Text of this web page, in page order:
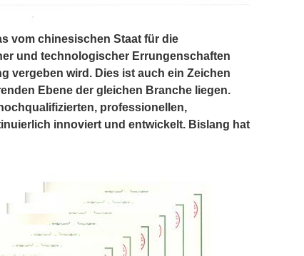
vom chinesischen Staat für die
und technologischer Errungenschaften
vergeben wird. Dies ist auch ein Zeichen
Ebene der gleichen Branche liegen.
professionellen,
innoviert und entwickelt. Bislang hat